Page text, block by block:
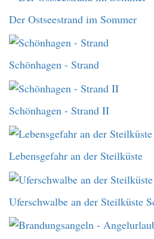
Der Ostseestrand im Sommer
Schönhagen - Strand
Schönhagen - Strand II
Lebensgefahr an der Steilküste
Uferschwalbe an der Steilküste